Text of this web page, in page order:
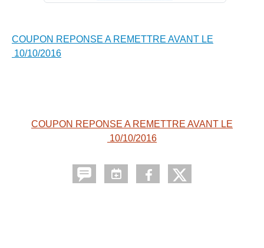
COUPON REPONSE A REMETTRE AVANT LE
10/10/2016
COUPON REPONSE A REMETTRE AVANT LE
10/10/2016